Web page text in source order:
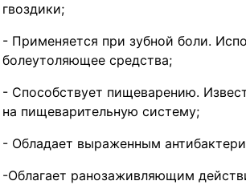
гвоздики;
- Применяется при зубной боли.
болеутоляющее средства;
- Способствует пищеварению.
на пищеварительную систему;
- Обладает выраженным
-Облагает ранозаживляющим